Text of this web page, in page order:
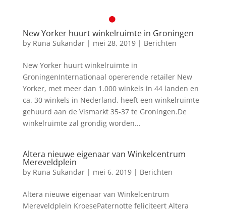
New Yorker huurt winkelruimte in Groningen
by Runa Sukandar| mei 28, 2019| Berichten
New Yorker huurt winkelruimte in
GroningenInternationaal opererende retailer New
Yorker, met meer dan 1.000 winkels in 44 landen en
ca. 30 winkels in Nederland, heeft een winkelruimte
gehuurd aan de Vismarkt 35-37 te Groningen.De
winkelruimte zal grondig worden...
Altera nieuwe eigenaar van Winkelcentrum
Mereveldplein
by Runa Sukandar| mei 6, 2019| Berichten
Altera nieuwe eigenaar van Winkelcentrum
Mereveldplein KroesePaternotte feliciteert Altera